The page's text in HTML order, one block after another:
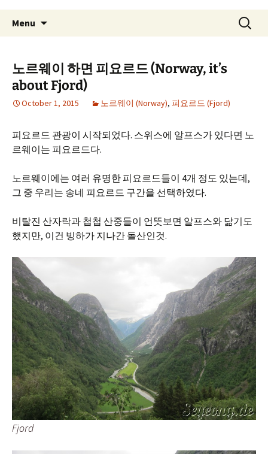
Menu
Search
for:
노르웨이 하면 피요르드 (Norway, it’s
about Fjord)
October 1, 2015 노르웨이 (Norway), 피요르드 (Fjord)
피요르드 관광이 시작되었다. 스위스에 알프스가 있다면 노
르웨이는 피요르드다.
노르웨이에는 여러 유명한 피요르드들이 4개 정도 있는데,
그 중 우리는 송네 피요르드 구간을 선택하였다.
비탈진 산자락과 첩첩 산중들이 언뜻보면 알프스와 닮기도
했지만, 이건 빙하가 지나간 돌산인것.
Fjord